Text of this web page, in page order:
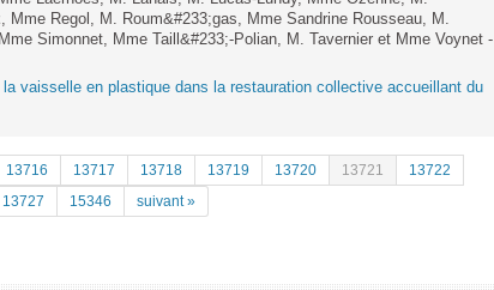
Mme Regol, M. Roum&#233;gas, Mme Sandrine Rousseau, M.
Simonnet, Mme Taill&#233;-Polian, M. Tavernier et Mme Voynet -
vaisselle en plastique dans la restauration collective accueillant du
13716 13717 13718 13719 13720 13721
13722
13727 15346 suivant »